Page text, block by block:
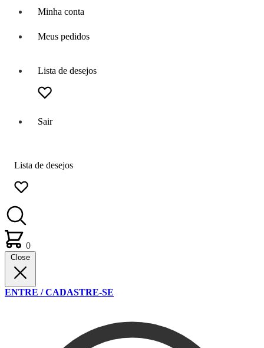
Minha conta
Meus pedidos
Lista de desejos
Sair
Lista de desejos
0
Close
ENTRE / CADASTRE-SE